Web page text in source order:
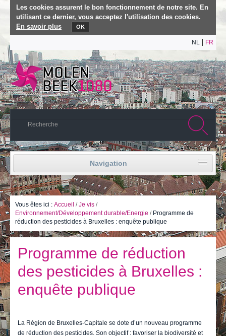
Les cookies assurent le bon fonctionnement de notre site. En
utilisant ce dernier, vous acceptez l'utilisation des cookies.
En savoir plus
OK
NL FR
Navigation
Accueil
Vie politique
Je vis
Je visite
Publications
Actualités
Actualités
Vous êtes ici : Accueil /Je vis /
Environnement/Développement durable/Energie / Programme de
réduction des pesticides à Bruxelles : enquête publique
Programme de réduction
des pesticides à Bruxelles :
enquête publique
La Région de Bruxelles-Capitale se dote d’un nouveau programme
de réduction des pesticides. Son objectif : favoriser la biodiversité et